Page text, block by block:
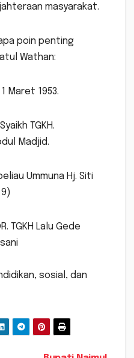
masyarakat.
poin penting
Wathan:
Maret 1953.
TGKH.
Madjid.
Ummuna Hj. Siti
TGKH Lalu Gede
sosial, dan